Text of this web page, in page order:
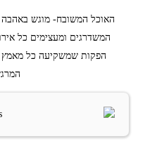
האוכל המשובח- מוגש באהבה
המשדרגים ומעצימים כל
הפקות שמשקיעה כל מאמץ